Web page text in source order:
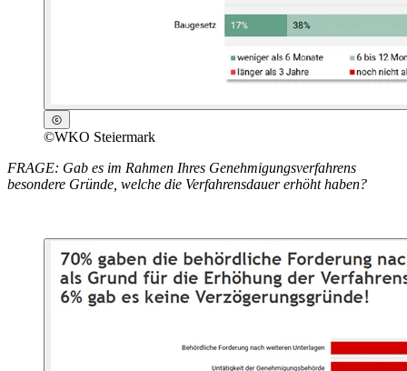
©WKO Steiermark
FRAGE: Gab es im Rahmen Ihres Genehmigungsverfahrens
besondere Gründe, welche die Verfahrensdauer erhöht haben?